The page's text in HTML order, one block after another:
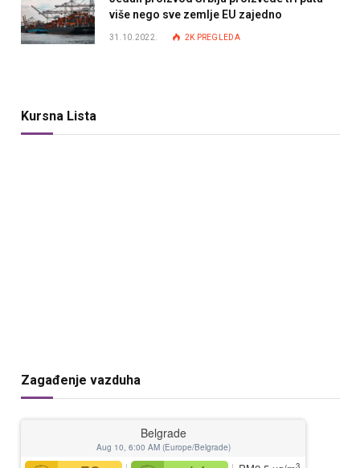
više nego sve zemlje EU zajedno
31.10.2022. 2K PREGLEDA
Kursna Lista
Zagađenje vazduha
Belgrade
Aug 10, 6:00 AM (Europe/Belgrade)
3